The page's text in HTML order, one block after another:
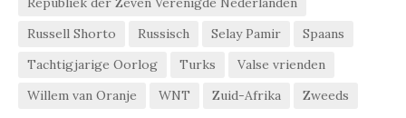
Russell Shorto
Russisch Selay Pamir
Spaans
Tachtigjarige Oorlog
Turks
Valse vrienden
Willem van Oranje
WNT Zuid-Afrika Zweeds